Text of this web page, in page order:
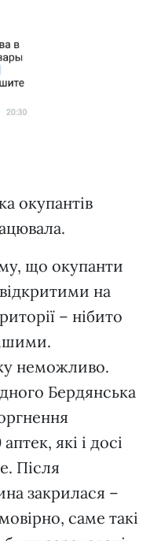
окупантів
що окупанти
на
– нібито
неможливо.
Бердянська
які і досі
Після
закрилася –
саме такі